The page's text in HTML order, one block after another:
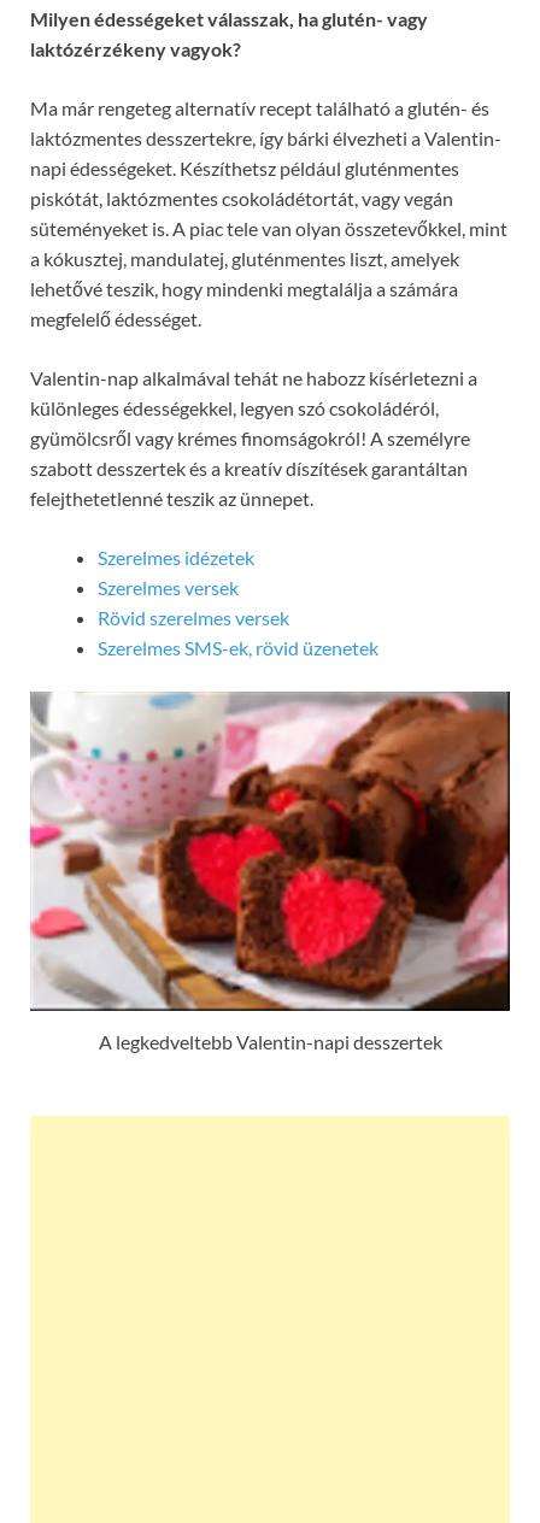
Milyen édességeket válasszak, ha glutén- vagy
laktózérzékeny vagyok?
Ma már rengeteg alternatív recept található a glutén- és
laktózmentes desszertekre, így bárki élvezheti a Valentin-
napi édességeket. Készíthetsz például gluténmentes
piskótát, laktózmentes csokoládétortát, vagy vegán
süteményeket is. A piac tele van olyan összetevőkkel, mint
a kókusztej, mandulatej, gluténmentes liszt, amelyek
lehetővé teszik, hogy mindenki megtalálja a számára
megfelelő édességet.
Valentin-nap alkalmával tehát ne habozz kísérletezni a
különleges édességekkel, legyen szó csokoládéról,
gyümölcsről vagy krémes finomságokról! A személyre
szabott desszertek és a kreatív díszítések garantáltan
felejthetetlenné teszik az ünnepet.
Szerelmes idézetek
Szerelmes versek
Rövid szerelmes versek
Szerelmes SMS-ek, rövid üzenetek
A legkedveltebb Valentin-napi desszertek